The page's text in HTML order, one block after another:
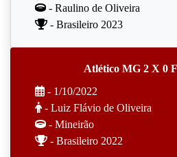
- Raulino de Oliveira
- Brasileiro 2023
Atlético MG 2 X 0
- 1/10/2022
- Luiz Flávio de Oliveira
- Mineirão
- Brasileiro 2022